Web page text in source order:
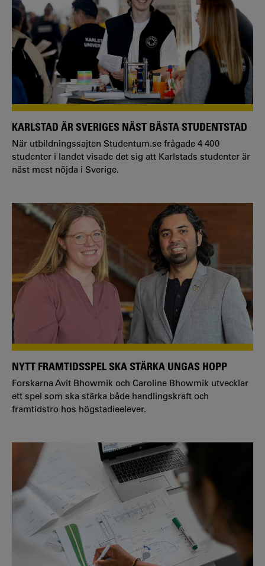
KARLSTAD ÄR SVERIGES NÄST BÄSTA STUDENTSTAD
När utbildningssajten Studentum.se frågade 4 400
studenter i landet visade det sig att Karlstads studenter är
näst mest nöjda i Sverige.
NYTT FRAMTIDSSPEL SKA STÄRKA UNGAS HOPP
Forskarna Avit Bhowmik och Caroline Bhowmik utvecklar
ett spel som ska stärka både handlingskraft och
framtidstro hos högstadieelever.